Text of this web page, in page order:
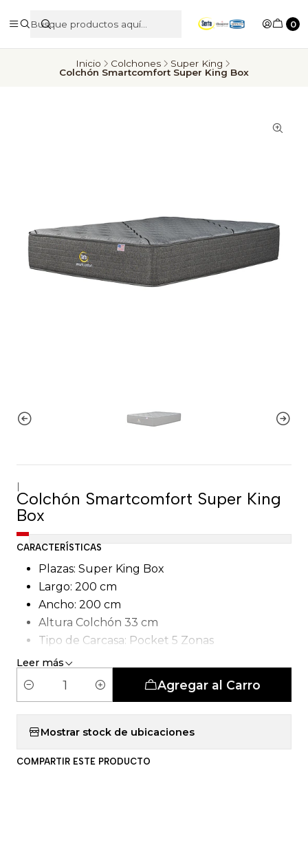
0
Inicio Colchones
Super King
Colchón Smartcomfort Super King Box
|
Colchón Smartcomfort Super King
Box
CARACTERÍSTICAS
Plazas: Super King Box
Largo: 200 cm
Ancho: 200 cm
Altura Colchón 33 cm
Tipo de Carcasa: Pocket 5 Zonas
Leer más
t
i
Agregar al Carro
Mostrar stock de ubicaciones
COMPARTIR ESTE PRODUCTO